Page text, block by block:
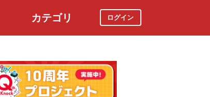
カテゴリ ログイン